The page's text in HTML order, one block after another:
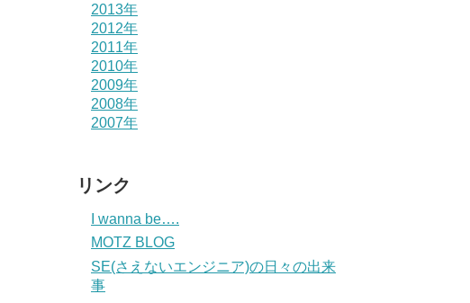
2013年
2012年
2011年
2010年
2009年
2008年
2007年
リンク
I wanna be….
MOTZ BLOG
SE(さえないエンジニア)の日々の出来
事